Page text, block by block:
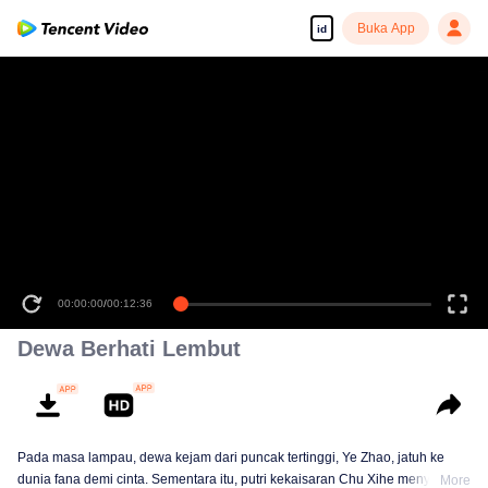
id Buka App
00:00:00/00:12:36
Dewa Berhati Lembut
Pada masa lampau, dewa kejam dari puncak tertinggi, Ye Zhao, jatuh ke
dunia fana demi cinta. Sementara itu, putri kekaisaran Chu Xihe menyimpan
More